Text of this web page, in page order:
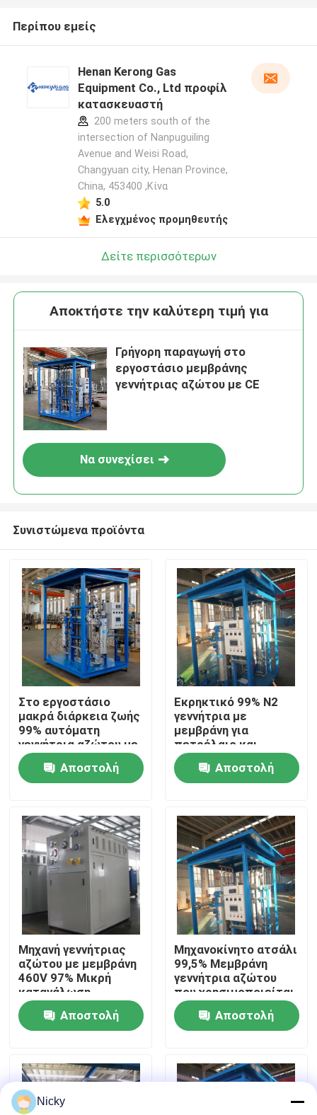
Σπίτι
Προϊόντα
Επισκεψή εργοστασίου
Έλεγχος ποιότητας
Επικοινωνήστε μαζί μας
Ειδήσεις
Ζητήστε μια προσφορά
Παραγωγοί αζώτου PSA
Γεννήτρια αζώτου υψηλής αγνότητας
Περίπου εμείς
Henan Kerong Gas
Equipment Co., Ltd προφίλ
κατασκευαστή
200 meters south of the
intersection of Nanpuguiling
Avenue and Weisi Road,
Changyuan city, Henan Province,
China, 453400 ,Κίνα
5.0
Ελεγχμένος προμηθευτής
Δείτε περισσότερων
Αποκτήστε την καλύτερη τιμή για
Γρήγορη παραγωγή στο
εργοστάσιο μεμβράνης
γεννήτριας αζώτου με CE
Να συνεχίσει
Συνιστώμενα προϊόντα
Στο εργοστάσιο
μακρά διάρκεια ζωής
99% αυτόματη
γεννήτρια αζώτου με
μεμβράνη
Αποστολή
Εκρηκτικό 99% N2
γεννήτρια με
μεμβράνη για
πετρέλαιο και
φυσικό αέριο υψηλής
απόδοσηςΑποστολή
Μηχανή γεννήτριας
αζώτου με μεμβράνη
460V 97% Μικρή
κατανάλωση
ενέργειας
Αποστολή
Μηχανοκίνητο ατσάλι
99,5% Μεμβράνη
γεννήτρια αζώτου
που χρησιμοποιείται
στην πετροχημική
βιομηχανίαΑποστολή
Nicky